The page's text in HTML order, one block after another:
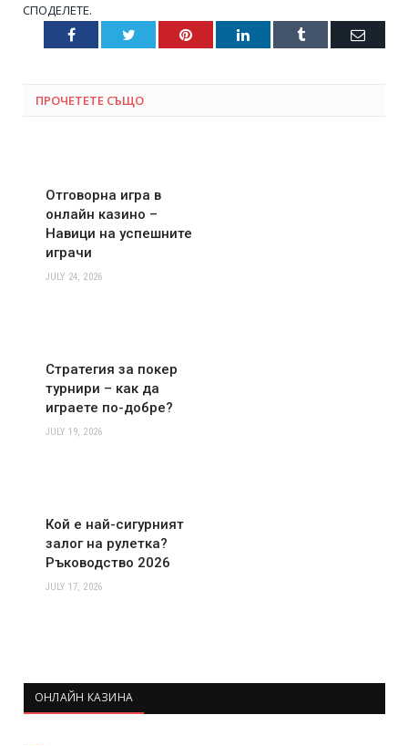
СПОДЕЛЕТЕ.
Facebook Twitter Pinterest LinkedIn Tumblr Email
ПРОЧЕТЕТЕ СЪЩО
Отговорна игра в
онлайн казино –
Навици на успешните
играчи
JULY 24, 2026
Стратегия за покер
турнири – как да
играете по-добре?
JULY 19, 2026
Кой е най-сигурният
залог на рулетка?
Ръководство 2026
JULY 17, 2026
ОНЛАЙН КАЗИНА